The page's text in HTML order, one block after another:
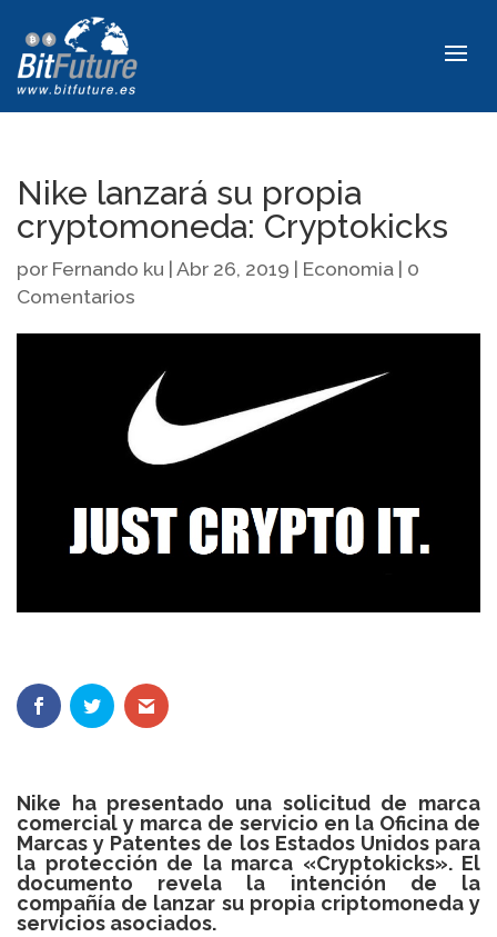
Nike lanzará su propia
cryptomoneda: Cryptokicks
por Fernando ku |Abr 26, 2019 | Economia | 0
Comentarios
Nike ha presentado una solicitud de marca
comercial y marca de servicio en la Oficina de
Marcas y Patentes de los Estados Unidos para
la protección de la marca «Cryptokicks». El
documento revela la intención de la
compañía de lanzar su propia criptomoneda y
servicios asociados.